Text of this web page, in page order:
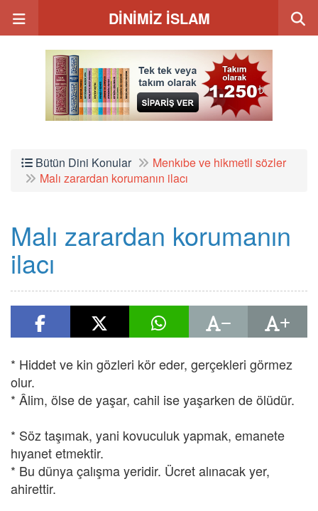
DİNİMİZ İSLAM
Bütün Dini Konular
Menkıbe ve hikmetli sözler
Malı zarardan korumanın ilacı
Malı zarardan korumanın
ilacı
* Hiddet ve kin gözleri kör eder, gerçekleri görmez
olur.
* Âlim, ölse de yaşar, cahil ise yaşarken de ölüdür.
* Söz taşımak, yani kovuculuk yapmak, emanete
hıyanet etmektir.
* Bu dünya çalışma yeridir. Ücret alınacak yer,
ahirettir.